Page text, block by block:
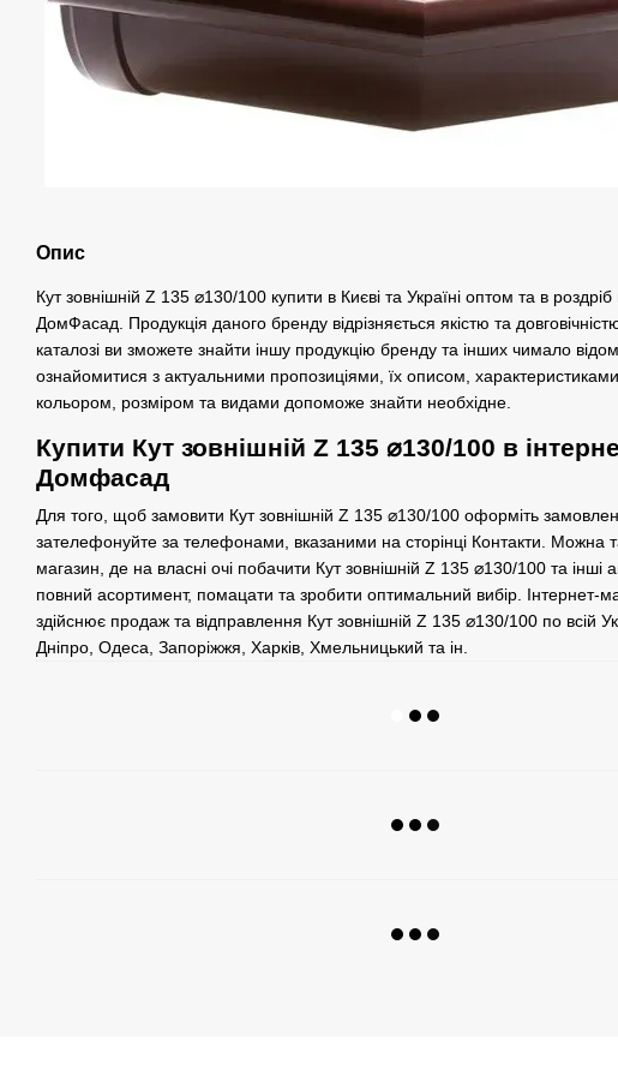
Опис
Кут зовнішній Z 135 ⌀130/100 купити в Києві та Україні оптом та в
ДомФасад. Продукція даного бренду відрізняється якістю та
каталозі ви зможете знайти іншу продукцію бренду та інших чимало
ознайомитися з актуальними пропозиціями, їх описом,
кольором, розміром та видами допоможе знайти необхідне.
Купити Кут зовнішній Z 135 ⌀130/100 в
Домфасад
Для того, щоб замовити Кут зовнішній Z 135 ⌀130/100 оформіть
зателефонуйте за телефонами, вказаними на сторінці Контакти. Можна
магазин, де на власні очі побачити Кут зовнішній Z 135 ⌀130/100 та інші
повний асортимент, помацати та зробити оптимальний вибір. Інтернет-
здійснює продаж та відправлення Кут зовнішній Z 135 ⌀130/100 по всій
Дніпро, Одеса, Запоріжжя, Харків, Хмельницький та ін.